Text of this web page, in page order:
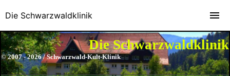
Die Schwarzwaldklinik
© 2007 - 2026 / Schwarzwald-Kult-Klinik
Die Schwarzwaldklinik